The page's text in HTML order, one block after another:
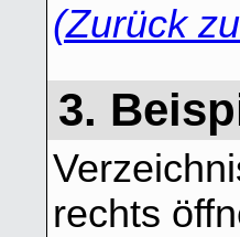
(Zurück
3.
rechts